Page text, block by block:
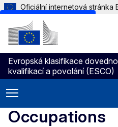
Skip to main content
Oficiální internetová stránka
Evropská klasifikace
kvalifikací a povolání (ESCO)
Occupations